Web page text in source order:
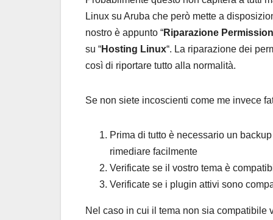
Linux su Aruba che però mette a
nostro è appunto “Riparazione
su “Hosting Linux“. La riparazione dei
così di riportare tutto alla normalità.
Se non siete incoscienti come me invece
Prima di tutto è necessario un
rimediare facilmente
Verificate se il vostro tema è
Verificate se i plugin attivi sono
Nel caso in cui il tema non sia compatibile